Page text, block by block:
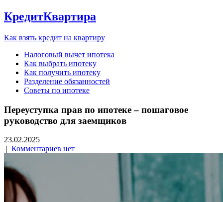
КредитКвартира
Как взять кредит на квартиру
Налоговый вычет ипотека
Как выбрать ипотеку
Как получить ипотеку
Разделение обязанностей
Советы по ипотеке
Переуступка прав по ипотеке – пошаговое
руководство для заемщиков
23.02.2025
| Комментариев нет